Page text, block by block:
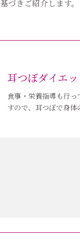
づきご紹介します。
耳つぼダイエ
食事・栄養指導も行
すので、耳つぼで身体